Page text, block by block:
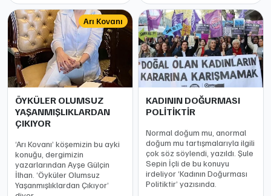
Arı Kovanı
ÖYKÜLER OLUMSUZ
YAŞANMIŞLIKLARDAN
ÇIKIYOR
‘Arı Kovanı’ köşemizin bu ayki
konuğu, dergimizin
yazarlarından Ayşe Gülçin
İlhan. ‘Öyküler Olumsuz
Yaşanmışlıklardan Çıkıyor’
KADININ DOĞURMASI
POLİTİKTİR
Normal doğum mu, anormal
doğum mu tartışmalarıyla ilgili
çok söz söylendi, yazıldı. Şule
Sepin İçli de bu konuyu
irdeliyor ‘Kadının Doğurması
Politiktir’ yazısında.